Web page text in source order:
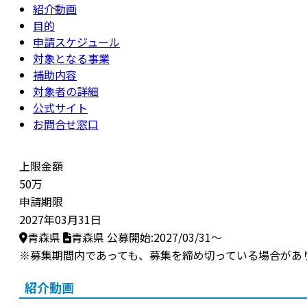
紹介動画
目的
申請スケジュール
対象となる事業
補助内容
対象者の詳細
公式サイト
お問合せ窓口
上限金額
50万
申請期限
2027年03月31日
青森県
青森県 公募開始:2027/03/31～
※募集期間内であっても、募集を締め切っている場合があ
紹介動画